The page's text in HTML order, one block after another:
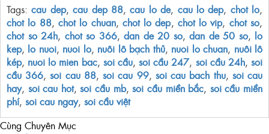
Tags:cau dep,cau dep 88,cau lo de, cau lo dep, chot lo,
chot lo 88, chot lo chuan, chot lo dep, chot lo vip, chot so,
chot so 24h, chot so 366, dan de 20 so, dan de 50 so, lo
kep, lo nuoi, nuoi lo, nuôi lô bạch thủ, nuoi lo chuan, nuôi lô
kép, nuoi lo mien bac, soi cầu,soi cầu 247, soi cầu 24h,soi
cầu 366,soi cau 88,soi cau 99, soi cau bach thu, soi cau
hay, soi cau hot,soi cầu mb,soi cầu miền bắc, soi cầu miền
phí, soi cau ngay, soi cầu việt
Cùng Chuyên Mục